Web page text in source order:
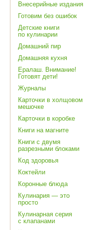
Внесерийные издания
Готовим без ошибок
Детские книги
по кулинарии
Домашний пир
Домашняя кухня
Ералаш. Внимание!
Готовят дети!
Журналы
Карточки в холщовом
мешочке
Карточки в коробке
Книги на магните
Книги с двумя
разрезными блоками
Код здоровья
Коктейли
Коронные блюда
Кулинария — это
просто
Кулинарная серия
с клапанами